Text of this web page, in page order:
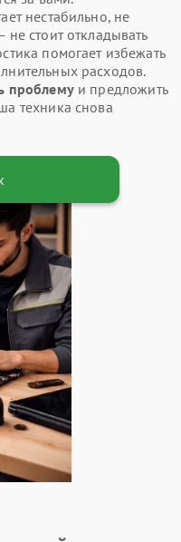
нестабильно, не
стоит откладывать
помогает избежать
расходов.
проблемуи предложить
техника снова